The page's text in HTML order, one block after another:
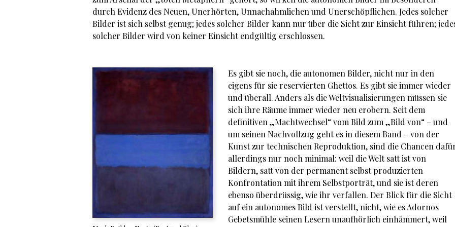
durch Evidenz des Neuen, Unerhörten, Unnachahmlichen und Unerschöpflichen. Jedes solcher
Bilder ist sich selbst genug; jedes solcher Bilder kann nur über die Sicht zur Einsicht führen;
solcher Bilder wird von keiner Einsicht endgültig erschlossen.
Es gibt sie noch, die autonomen Bilder, nicht nur in den
eigens für sie reservierten Ghettos. Es gibt sie immer wieder
und überall. Anders als die Weltvisualisierungen müssen sie
sich ihre Räume immer wieder neu erobern. Seit dem
definitiven „Machtwechsel“ vom Bild zum „Bild von“ – und
um seinen Nachvollzug geht es in diesem Band – von der
Kunst zur technischen Reproduktion, sind die Chancen
allerdings nur noch minimal: weil die Welt satt ist von
Bildern, satt von der permanent selbst produzierten
Konfrontation mit ihrem Selbstporträt, und sie ist deren
ebenso überdrüssig, wie ihr verfallen. Der Blick für die Sicht
auf ein autonomes Bild ist verstellt, nicht, wie es Adornos
Gebetsmühle seinen Lesern unaufhörlich einhämmert, weil